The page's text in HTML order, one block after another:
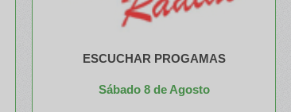
ESCUCHAR PROGAMAS
Sábado 8 de Agosto